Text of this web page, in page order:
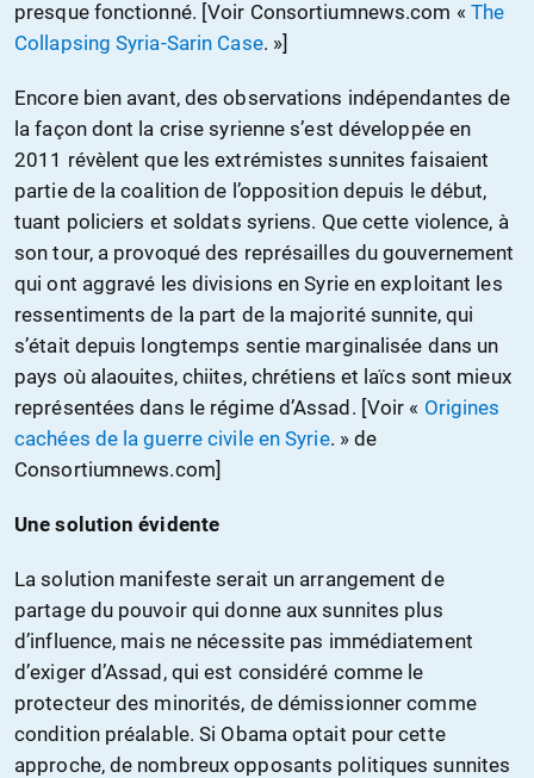
presque fonctionné. [Voir Consortiumnews.com « The
Collapsing Syria-Sarin Case. »]
Encore bien avant, des observations indépendantes de
la façon dont la crise syrienne s’est développée en
2011 révèlent que les extrémistes sunnites faisaient
partie de la coalition de l’opposition depuis le début,
tuant policiers et soldats syriens. Que cette violence, à
son tour, a provoqué des représailles du gouvernement
qui ont aggravé les divisions en Syrie en exploitant les
ressentiments de la part de la majorité sunnite, qui
s’était depuis longtemps sentie marginalisée dans un
pays où alaouites, chiites, chrétiens et laïcs sont mieux
représentées dans le régime d’Assad. [Voir « Origines
cachées de la guerre civile en Syrie. » de
Consortiumnews.com]
Une solution évidente
La solution manifeste serait un arrangement de
partage du pouvoir qui donne aux sunnites plus
d’influence, mais ne nécessite pas immédiatement
d’exiger d’Assad, qui est considéré comme le
protecteur des minorités, de démissionner comme
condition préalable. Si Obama optait pour cette
approche, de nombreux opposants politiques sunnites